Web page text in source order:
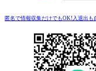
匿名で情報収集だけでもOK!入退出も